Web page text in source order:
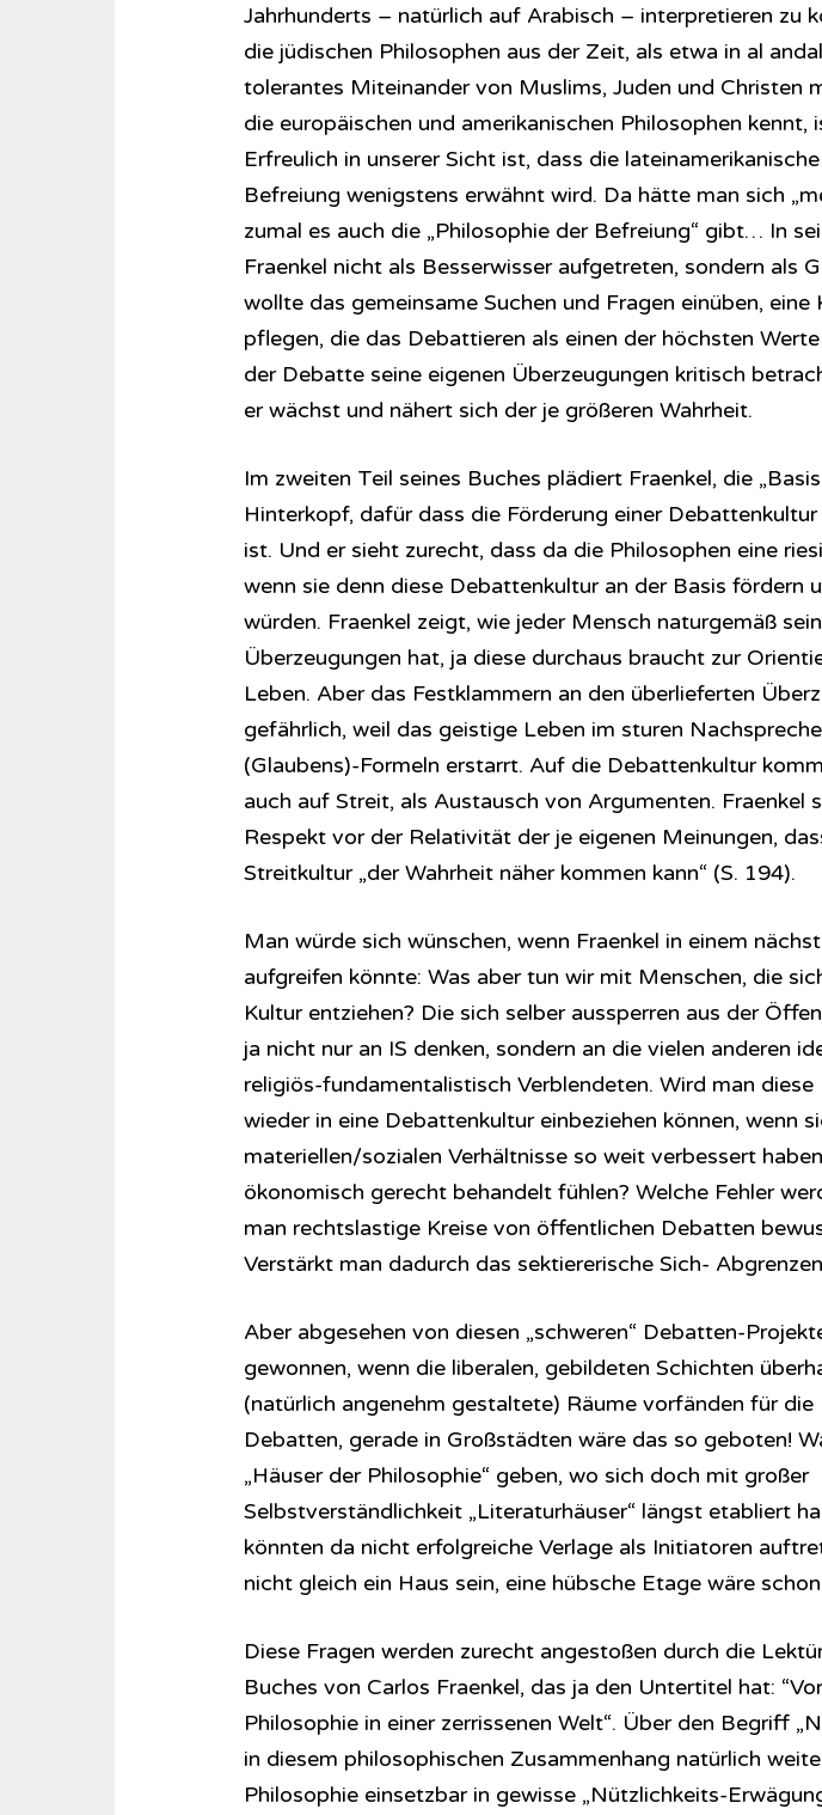
Jahrhunderts – natürlich auf Arabisch – interpretieren zu
die jüdischen Philosophen aus der Zeit, als etwa in al
tolerantes Miteinander von Muslims, Juden und Christen
die europäischen und amerikanischen Philosophen kennt,
Erfreulich in unserer Sicht ist, dass die
Befreiung wenigstens erwähnt wird. Da hätte man sich
zumal es auch die „Philosophie der Befreiung“ gibt… In
Fraenkel nicht als Besserwisser aufgetreten, sondern als
wollte das gemeinsame Suchen und Fragen einüben, eine
pflegen, die das Debattieren als einen der höchsten
der Debatte seine eigenen Überzeugungen kritisch
er wächst und nähert sich der je größeren Wahrheit.
Im zweiten Teil seines Buches plädiert Fraenkel, die
Hinterkopf, dafür dass die Förderung einer
ist. Und er sieht zurecht, dass da die Philosophen eine
wenn sie denn diese Debattenkultur an der Basis fördern
würden. Fraenkel zeigt, wie jeder Mensch naturgemäß
Überzeugungen hat, ja diese durchaus braucht zur
Leben. Aber das Festklammern an den überlieferten
gefährlich, weil das geistige Leben im sturen
(Glaubens)-Formeln erstarrt. Auf die Debattenkultur
auch auf Streit, als Austausch von Argumenten. Fraenkel
Respekt vor der Relativität der je eigenen Meinungen,
Streitkultur „der Wahrheit näher kommen kann“ (S. 194).
Man würde sich wünschen, wenn Fraenkel in einem
aufgreifen könnte: Was aber tun wir mit Menschen, die
Kultur entziehen? Die sich selber aussperren aus der
ja nicht nur an IS denken, sondern an die vielen anderen
religiös-fundamentalistisch Verblendeten. Wird man
wieder in eine Debattenkultur einbeziehen können, wenn
materiellen/sozialen Verhältnisse so weit verbessert
ökonomisch gerecht behandelt fühlen? Welche Fehler
man rechtslastige Kreise von öffentlichen Debatten
Verstärkt man dadurch das sektiererische Sich-
Aber abgesehen von diesen „schweren“ Debatten-
gewonnen, wenn die liberalen, gebildeten Schichten
(natürlich angenehm gestaltete) Räume vorfänden für die
Debatten, gerade in Großstädten wäre das so geboten!
„Häuser der Philosophie“ geben, wo sich doch mit großer
Selbstverständlichkeit „Literaturhäuser“ längst etabliert
könnten da nicht erfolgreiche Verlage als Initiatoren
nicht gleich ein Haus sein, eine hübsche Etage wäre
Diese Fragen werden zurecht angestoßen durch die
Buches von Carlos Fraenkel, das ja den Untertitel hat:
Philosophie in einer zerrissenen Welt“. Über den Begriff
in diesem philosophischen Zusammenhang natürlich
Philosophie einsetzbar in gewisse „Nützlichkeits-